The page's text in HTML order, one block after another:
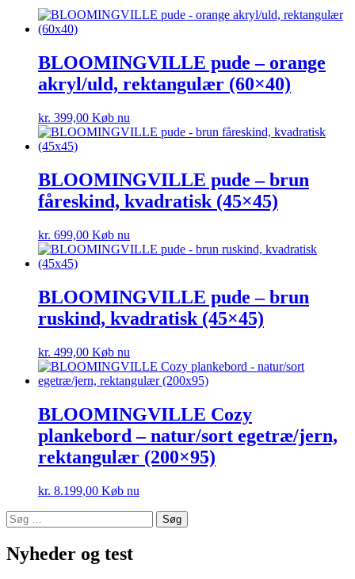
BLOOMINGVILLE pude – orange
akryl/uld, rektangulær (60×40)
kr. 399,00 Køb nu
BLOOMINGVILLE pude – brun
fåreskind, kvadratisk (45×45)
kr. 699,00 Køb nu
BLOOMINGVILLE pude – brun
ruskind, kvadratisk (45×45)
kr. 499,00 Køb nu
BLOOMINGVILLE Cozy
plankebord – natur/sort egetræ/jern,
rektangulær (200×95)
kr. 8.199,00 Køb nu
Søg
efter:
Nyheder og test